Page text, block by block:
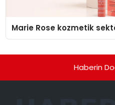
Marie Rose kozmetik
Haberin